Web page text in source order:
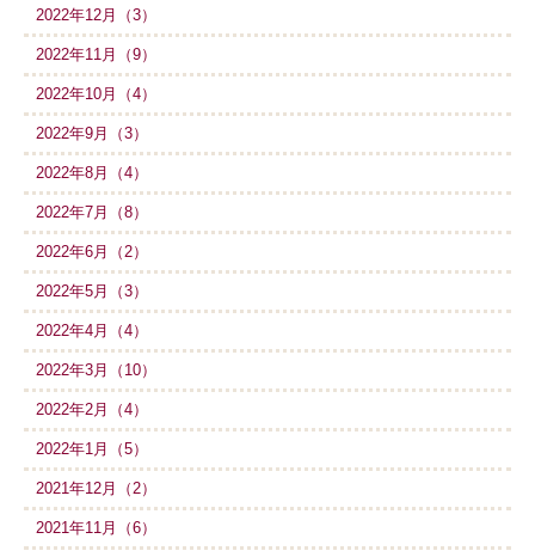
2022年12月（3）
2022年11月（9）
2022年10月（4）
2022年9月（3）
2022年8月（4）
2022年7月（8）
2022年6月（2）
2022年5月（3）
2022年4月（4）
2022年3月（10）
2022年2月（4）
2022年1月（5）
2021年12月（2）
2021年11月（6）